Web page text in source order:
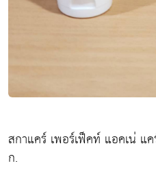
สกาแคร์ เพอร์เฟ็คท์ แอคเน่ แ
ก.